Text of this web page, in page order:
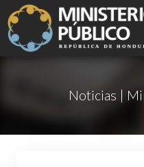
Noticias |